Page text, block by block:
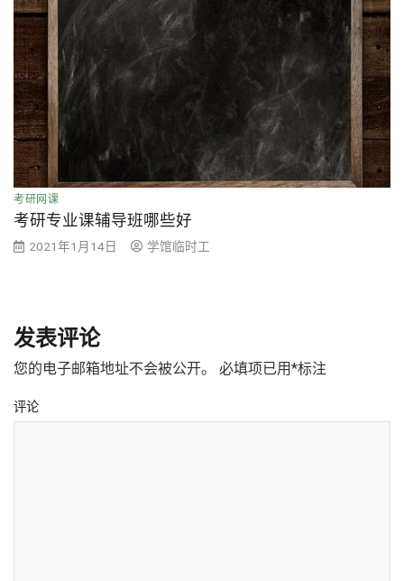
考研网课
考研专业课辅导班哪些好
2021年1月14日 学馆临时工
发表评论
您的电子邮箱地址不会被公开。 必填项已用*标注
评论